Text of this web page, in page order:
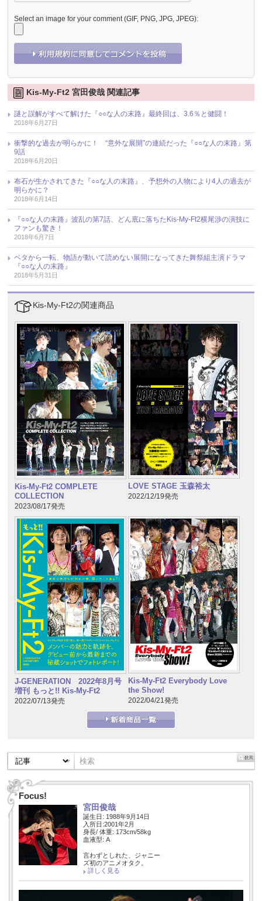
Select an image for your comment (GIF, PNG, JPG, JPEG):
Kis-My-Ft2 宮田俊哉 関連記事
謎と誤解がすべて解けた『○○な人の末路』最終回は、3.6％と健闘！
2018年6月27日
衝撃的な過去が明らかに！ “意外な展開”の連続だった『○○な人の末路』第
9話
2018年6月20日
布石が生かされてきた『○○な人の末路』、予想外の人物により4人の過去が
明らかに？
2018年6月14日
『○○な人の末路』波乱の第7話、どん底に落ちたKis-My-Ft2横尾渉の演技に
ファンも驚き！
2018年6月7日
ベタから一転、物語が動いて読めない展開になってきた舞祭組主演ドラマ
『○○な人の末路』
2018年5月31日
Kis-My-Ft2の関連商品
Kis-My-Ft2 COMPLETE
COLLECTION
2023/08/17発売
LOVE STAGE 玉森裕太
2022/12/19発売
J-GENERATION 2022年8月号
増刊 もっと!! Kis-My-Ft2
2022/07/13発売
Kis-My-Ft2 Everybody Love
the Show!
2022/04/21発売
Focus!
宮田俊哉
誕生日: 1988年9月14日
入所日:2001年2月
身長/ 体重: 173cm/58kg
血液型: A
言わずとしれた、ジャニー
ズ初のアニメオタク。
詳しく見る